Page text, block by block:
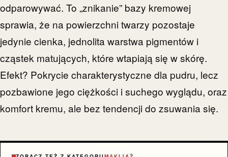
odparowywać. To „znikanie” bazy kremowej
sprawia, że na powierzchni twarzy pozostaje
jedynie cienka, jednolita warstwa pigmentów i
cząstek matujących, które wtapiają się w skórę.
Efekt? Pokrycie charakterystyczne dla pudru, lecz
pozbawione jego ciężkości i suchego wyglądu, oraz
komfort kremu, ale bez tendencji do zsuwania się.